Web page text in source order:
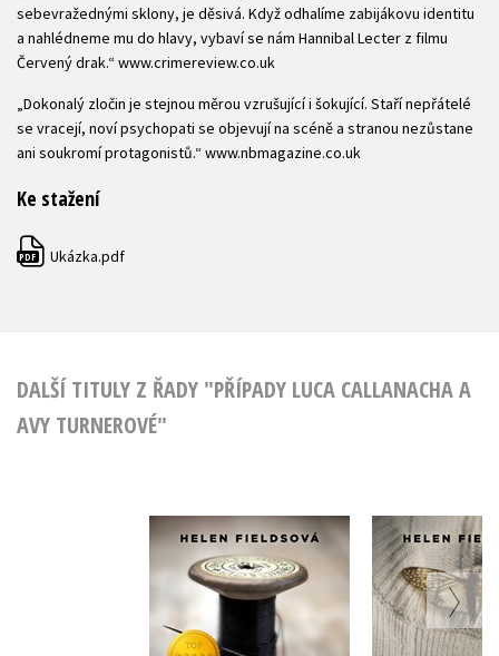
sebevražednými sklony, je děsivá. Když odhalíme zabijákovu identitu
a nahlédneme mu do hlavy, vybaví se nám Hannibal Lecter z filmu
Červený drak.“ www.crimereview.co.uk
„Dokonalý zločin je stejnou měrou vzrušující i šokující. Staří nepřátelé
se vracejí, noví psychopati se objevují na scéně a stranou nezůstane
ani soukromí protagonistů.“ www.nbmagazine.co.uk
Ke stažení
PDF Ukázka.pdf
DALŠÍ TITULY Z ŘADY "PŘÍPADY LUCA CALLANACHA A
AVY TURNEROVÉ"
Dokonalé ticho
Helen Fieldsová Helen